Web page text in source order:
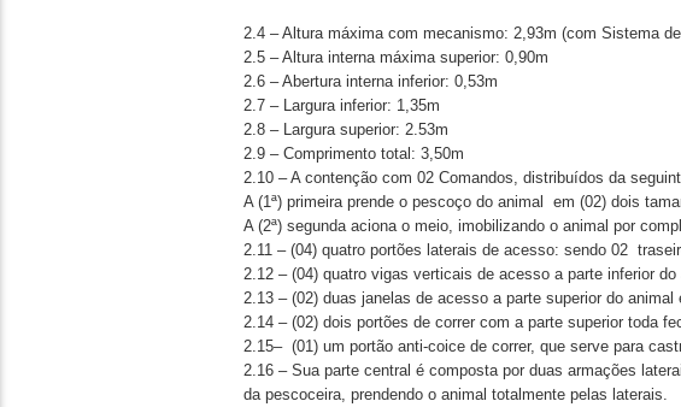
2.4 – Altura máxima com mecanismo: 2,93m (com Sistema
2.5 – Altura interna máxima superior: 0,90m
2.6 – Abertura interna inferior: 0,53m
2.7 – Largura inferior: 1,35m
2.8 – Largura superior: 2.53m
2.9 – Comprimento total: 3,50m
2.10 – A contenção com 02 Comandos, distribuídos da
A (1ª) primeira prende o pescoço do animal em (02) dois
A (2ª) segunda aciona o meio, imobilizando o animal por
2.11 – (04) quatro portões laterais de acesso: sendo 02
2.12 – (04) quatro vigas verticais de acesso a parte inferior
2.13 – (02) duas janelas de acesso a parte superior do animal
2.14 – (02) dois portões de correr com a parte superior toda
2.15– (01) um portão anti-coice de correr, que serve para
2.16 – Sua parte central é composta por duas armações
da pescoceira, prendendo o animal totalmente pelas laterais.